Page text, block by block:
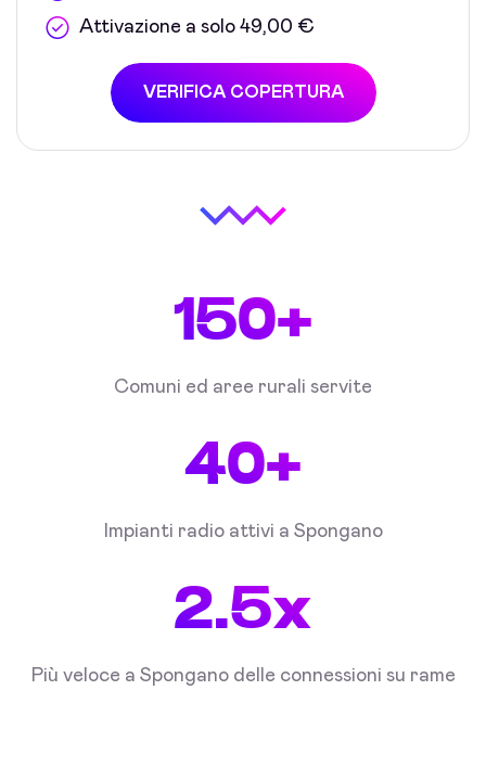
Attivazione a solo 49,00 €
VERIFICA COPERTURA
150+
Comuni ed aree rurali servite
40+
Impianti radio attivi a Spongano
2.5x
Più veloce a Spongano delle connessioni su rame